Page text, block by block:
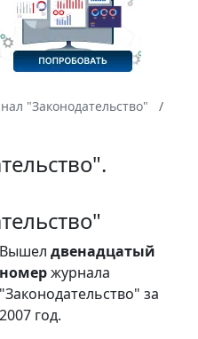
"Законодательство"
Вышел двенадцатый
номержурнала
"Законодательство" за
2007 год.